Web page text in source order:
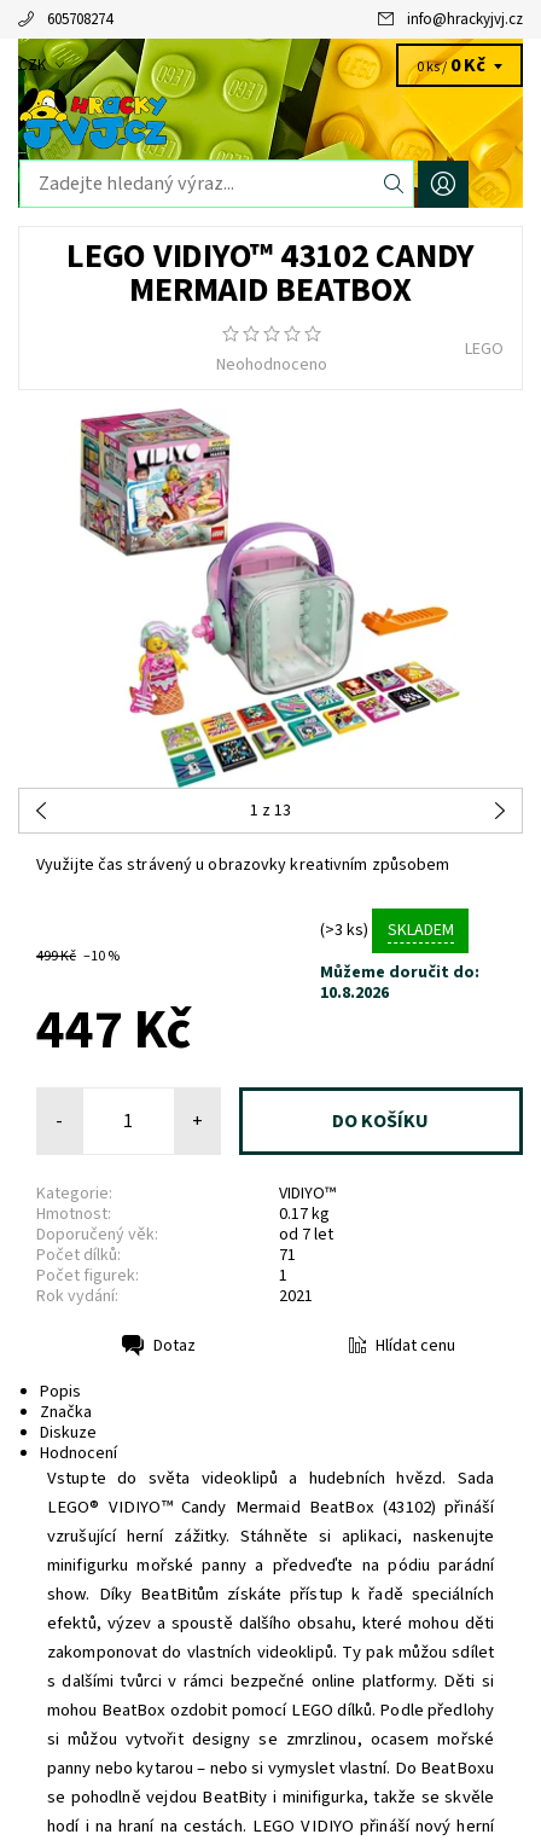
605708274 info@hrackyjvj.cz
CZK 0 ks /0 Kč
LEGO VIDIYO™ 43102 CANDY
MERMAID BEATBOX
Neohodnoceno
LEGO
1 z 13
Využijte čas strávený u obrazovky kreativním způsobem
499 Kč –10 %
(>3 ks)
SKLADEM
Můžeme doručit do:
10.8.2026
447 Kč
- +
Kategorie:
VIDIYO™
Hmotnost:
0.17 kg
Doporučený věk:
od 7 let
Počet dílků:
71
Počet figurek:
1
Rok vydání:
2021
Dotaz
Hlídat cenu
Popis
Značka
Diskuze
Hodnocení
Vstupte do světa videoklipů a hudebních hvězd. Sada
LEGO® VIDIYO™ Candy Mermaid BeatBox (43102) přináší
vzrušující herní zážitky. Stáhněte si aplikaci, naskenujte
minifigurku mořské panny a předveďte na pódiu parádní
show. Díky BeatBitům získáte přístup k řadě speciálních
efektů, výzev a spoustě dalšího obsahu, které mohou děti
zakomponovat do vlastních videoklipů. Ty pak můžou sdílet
s dalšími tvůrci v rámci bezpečné online platformy. Děti si
mohou BeatBox ozdobit pomocí LEGO dílků. Podle předlohy
si můžou vytvořit designy se zmrzlinou, ocasem mořské
panny nebo kytarou – nebo si vymyslet vlastní. Do BeatBoxu
se pohodlně vejdou BeatBity i minifigurka, takže se skvěle
hodí i na hraní na cestách. LEGO VIDIYO přináší nový herní